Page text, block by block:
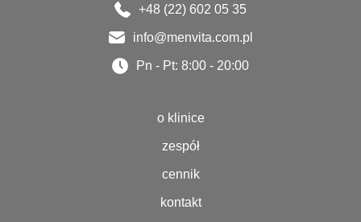
+48 (22) 602 05 35
info@menvita.com.pl
Pn - Pt: 8:00 - 20:00
o klinice
zespół
cennik
kontakt